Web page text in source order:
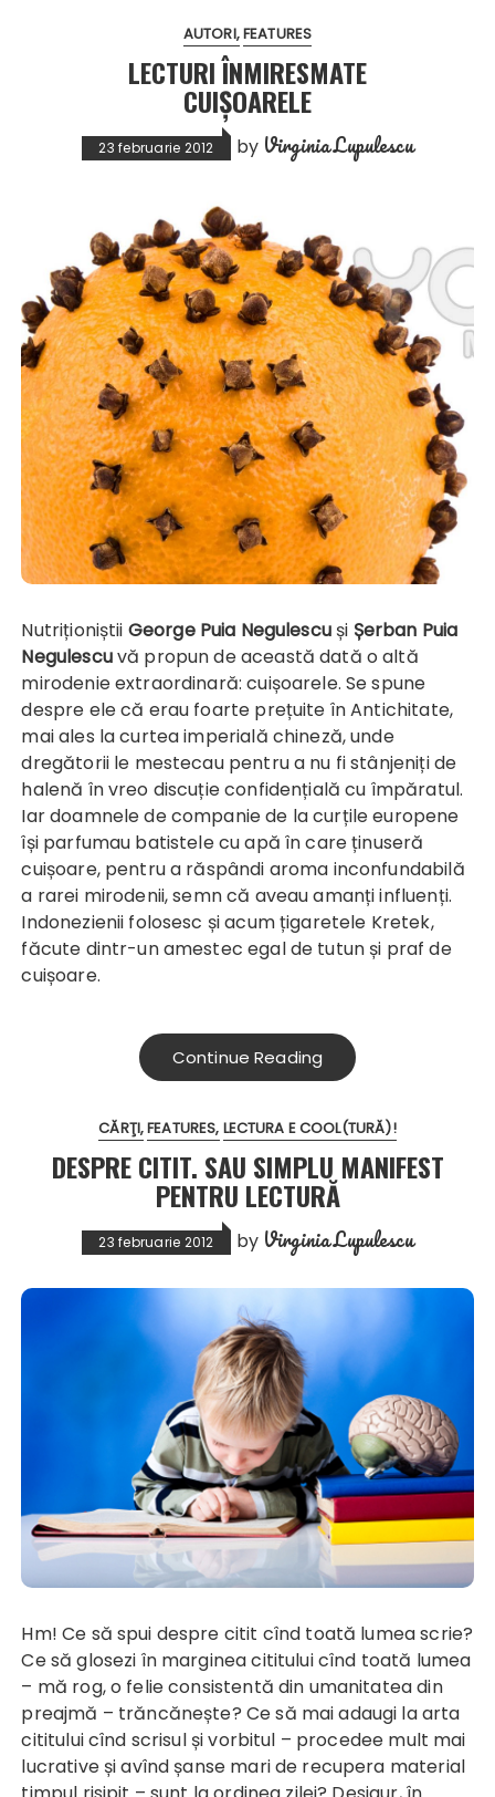
AUTORI FEATURES
LECTURI ÎNMIRESMATE
CUIȘOARELE
23 februarie 2012 by Virginia Lupulescu
Nutriționiștii George Puia Negulescuși Șerban Puia
Negulescuvă propun de această dată o altă
mirodenie extraordinară: cuișoarele. Se spune
despre ele că erau foarte prețuite în Antichitate,
mai ales la curtea imperială chineză, unde
dregătorii le mestecau pentru a nu fi stânjeniți de
halenă în vreo discuție confidențială cu împăratul.
Iar doamnele de companie de la curțile europene
își parfumau batistele cu apă în care ținuseră
cuișoare, pentru a răspândi aroma inconfundabilă
a rarei mirodenii, semn că aveau amanți influenți.
Indonezienii folosesc și acum țigaretele Kretek,
făcute dintr-un amestec egal de tutun și praf de
cuișoare.
Continue Reading
CĂRŢI FEATURES LECTURA E COOL(TURĂ)!
DESPRE CITIT. SAU SIMPLU MANIFEST
PENTRU LECTURĂ
23 februarie 2012 by Virginia Lupulescu
Hm! Ce să spui despre citit cînd toată lumea scrie?
Ce să glosezi în marginea cititului cînd toată lumea
– mă rog, o felie consistentă din umanitatea din
preajmă – trăncănește? Ce să mai adaugi la arta
cititului cînd scrisul și vorbitul – procedee mult mai
lucrative și avînd șanse mari de recupera material